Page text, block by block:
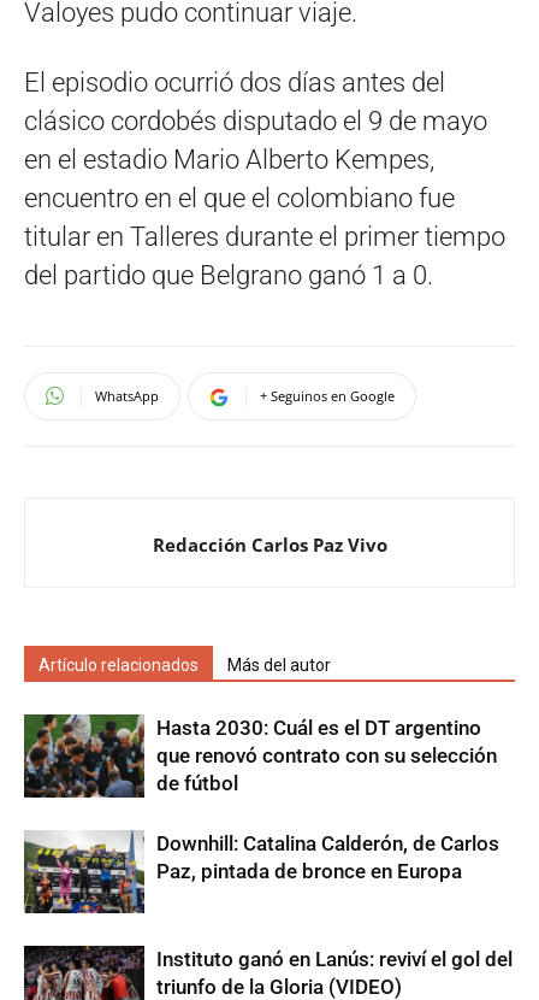
Valoyes pudo continuar viaje.
El episodio ocurrió dos días antes del
clásico cordobés disputado el 9 de mayo
en el estadio Mario Alberto Kempes,
encuentro en el que el colombiano fue
titular en Talleres durante el primer tiempo
del partido que Belgrano ganó 1 a 0.
WhatsApp + Seguinos en Google
Redacción Carlos Paz Vivo
Artículo relacionados Más del autor
Hasta 2030: Cuál es el DT argentino
que renovó contrato con su selección
de fútbol
Downhill: Catalina Calderón, de Carlos
Paz, pintada de bronce en Europa
Instituto ganó en Lanús: reviví el gol del
triunfo de la Gloria (VIDEO)